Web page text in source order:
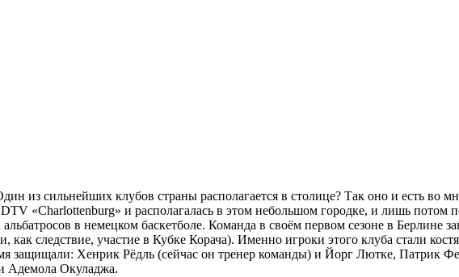
из сильнейших клубов страны располагается в столице? Так оно и есть во
«Charlottenburg» и располагалась в этом небольшом городке, и лишь
в немецком баскетболе. Команда в своём первом сезоне в Берлине
как следствие, участие в Кубке Корача). Именно игроки этого клуба стали
защищали: Хенрик Рёдль (сейчас он тренер команды) и Йорг Лютке,
Адемола Окуладжа.